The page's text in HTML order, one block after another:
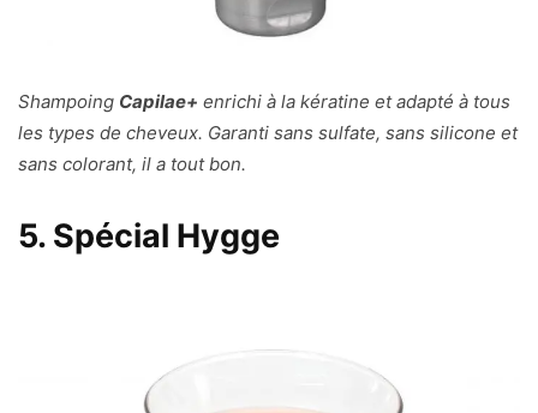
Shampoing Capilae+ enrichi à la kératine et adapté à tous
les types de cheveux. Garanti sans sulfate, sans silicone et
sans colorant, il a tout bon.
5. Spécial Hygge